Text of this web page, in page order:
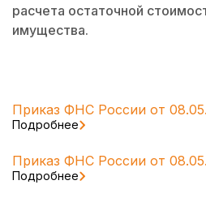
расчета остаточной
имущества.
Приказ ФНС России от
Подробнее
Приказ ФНС России от
Подробнее